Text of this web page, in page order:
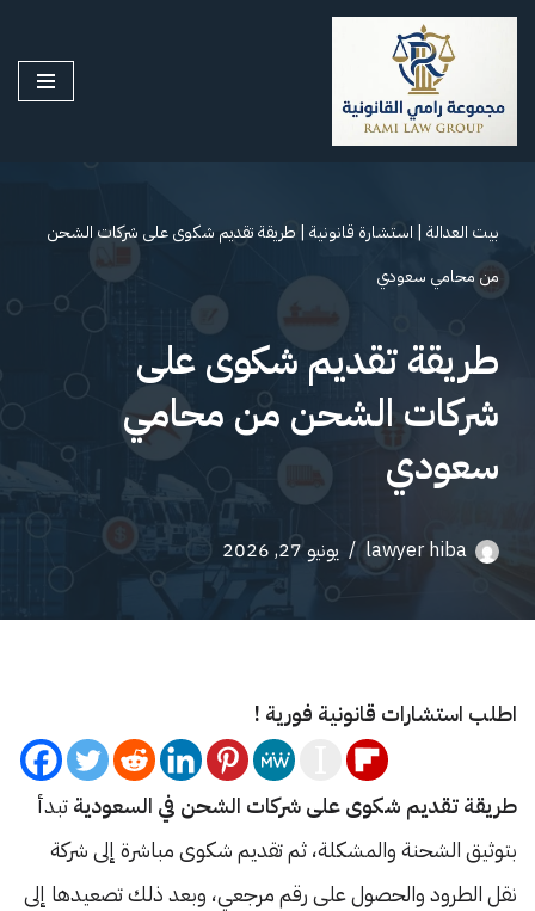
إلى
بيت العدالة | استشارة قانونية | طريقة تقديم شكوى على شركات الشحن
من محامي سعودي
طريقة تقديم شكوى على
شركات الشحن من محامي
سعودي
lawyer hiba يونيو 27, 2026
اطلب استشارات قانونية فورية !
طريقة تقديم شكوى على شركات الشحن في السعوديةتبدأ
بتوثيق الشحنة والمشكلة، ثم تقديم شكوى مباشرة إلى شركة
نقل الطرود والحصول على رقم مرجعي، وبعد ذلك تصعيدها إلى